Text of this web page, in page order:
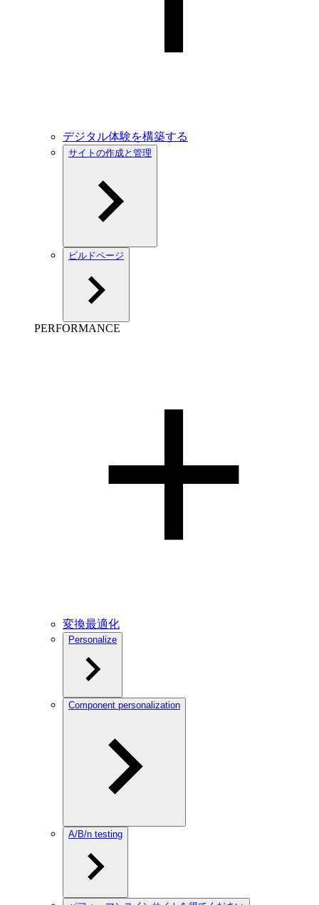
デジタル体験を構築する
サイトの作成と管理
ビルドページ
PERFORMANCE
変換最適化
Personalize
Component personalization
A/B/n testing